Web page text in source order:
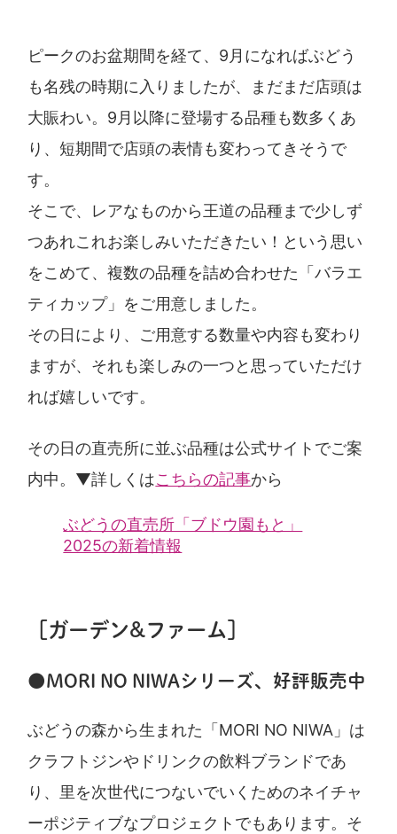
ピークのお盆期間を経て、9月になればぶどう
も名残の時期に入りましたが、まだまだ店頭は
大賑わい。9月以降に登場する品種も数多くあ
り、短期間で店頭の表情も変わってきそうで
す。
そこで、レアなものから王道の品種まで少しず
つあれこれお楽しみいただきたい！という思い
をこめて、複数の品種を詰め合わせた「バラエ
ティカップ」をご用意しました。
その日により、ご用意する数量や内容も変わり
ますが、それも楽しみの一つと思っていただけ
れば嬉しいです。
その日の直売所に並ぶ品種は公式サイトでご案
内中。▼詳しくはこちらの記事から
ぶどうの直売所「ブドウ園もと」
2025の新着情報
［ガーデン&ファーム］
●MORI NO NIWAシリーズ、好評販売中
ぶどうの森から生まれた「MORI NO NIWA」は
クラフトジンやドリンクの飲料ブランドであ
り、里を次世代につないでいくためのネイチャ
ーポジティブなプロジェクトでもあります。そ